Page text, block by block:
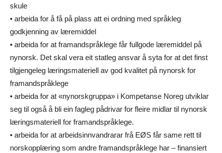
skule
• arbeida for å få på plass att ei ordning med språkleg
godkjenning av læremiddel
• arbeida for at framandspråklege får fullgode læremiddel på
nynorsk. Det skal vera eit statleg ansvar å syta for at det finst
tilgjengeleg læringsmateriell av god kvalitet på nynorsk for
framandspråklege
• arbeida for at «nynorskgruppa» i Kompetanse Noreg utviklar
seg til også å bli ein fagleg pådrivar for fleire midlar til nynorsk
læringsmateriell for framandspråklege.
• arbeida for at arbeidsinnvandrarar frå EØS får same rett til
norskopplæring som andre framandspråklege har – finansiert